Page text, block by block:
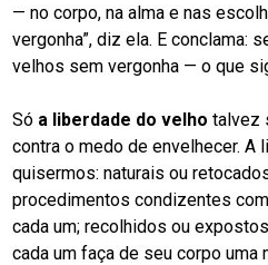
— no corpo, na alma e nas
vergonha”, diz ela. E conclama:
velhos sem vergonha — o que
Só a liberdade do velho talvez
contra o medo de envelhecer.
quisermos: naturais ou
procedimentos condizentes
cada um; recolhidos ou
cada um faça de seu corpo uma